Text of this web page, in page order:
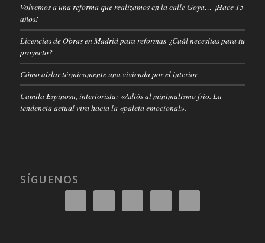
Volvemos a una reforma que realizamos en la calle Goya… ¡Hace 15
años!
Licencias de Obras en Madrid para reformas ¿Cuál necesitas para tu
proyecto?
Cómo aislar térmicamente una vivienda por el interior
Camila Espinosa, interiorista: «Adiós al minimalismo frío. La
tendencia actual vira hacia la «paleta emocional».
SÍGUENOS